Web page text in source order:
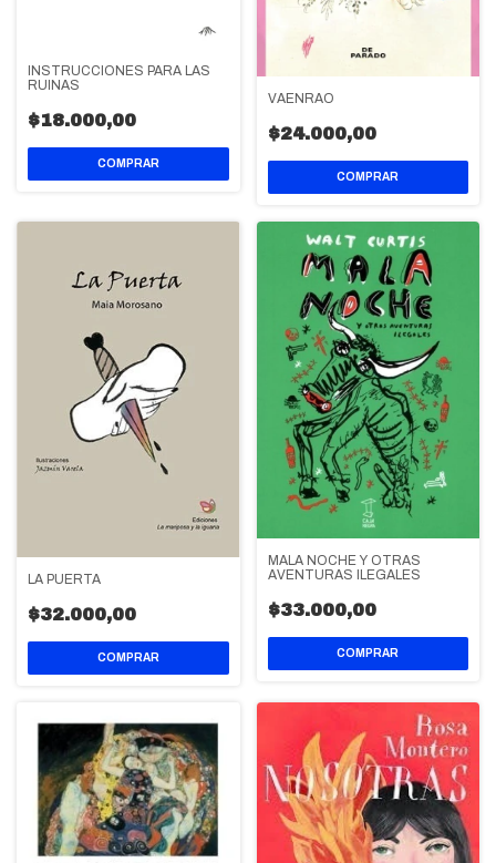
INSTRUCCIONES PARA LAS
RUINAS
$18.000,00
VAENRAO
$24.000,00
LA PUERTA
$32.000,00
MALA NOCHE Y OTRAS
AVENTURAS ILEGALES
$33.000,00